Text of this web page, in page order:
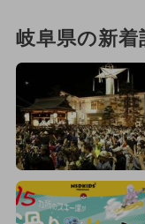
岐阜県の新着